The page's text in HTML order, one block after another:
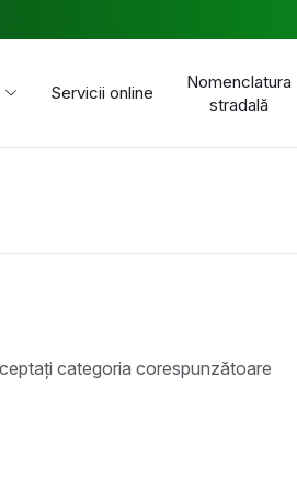
Servicii online
Nomenclatura
stradală